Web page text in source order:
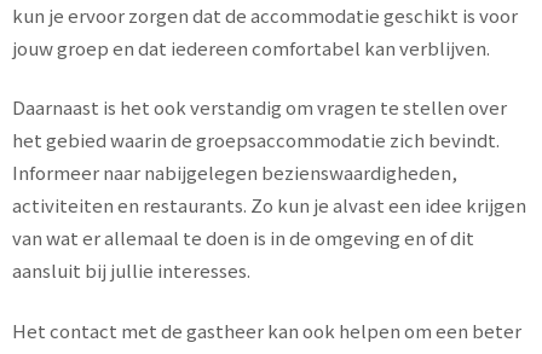
kun je ervoor zorgen dat de accommodatie geschikt is voor
jouw groep en dat iedereen comfortabel kan verblijven.
Daarnaast is het ook verstandig om vragen te stellen over
het gebied waarin de groepsaccommodatie zich bevindt.
Informeer naar nabijgelegen bezienswaardigheden,
activiteiten en restaurants. Zo kun je alvast een idee krijgen
van wat er allemaal te doen is in de omgeving en of dit
aansluit bij jullie interesses.
Het contact met de gastheer kan ook helpen om een beter